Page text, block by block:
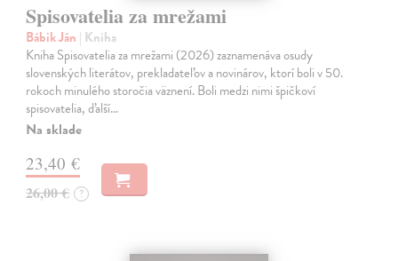
Spisovatelia za mrežami
Bábik Ján | Kniha
Kniha Spisovatelia za mrežami (2026) zaznamenáva osudy
slovenských literátov, prekladateľov a novinárov, ktorí boli v 50.
rokoch minulého storočia väznení. Boli medzi nimi špičkoví
spisovatelia, ďalší…
Na sklade
23,40 €
26,00 € ?